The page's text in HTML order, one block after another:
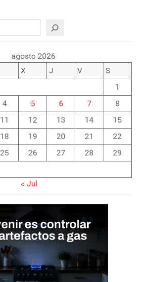
Buscar
agosto 2026
X J V
S
1
4 5 6 7
8
11 12 13 14
15
18 19 20 21
22
25 26 27 28
29
« Jul